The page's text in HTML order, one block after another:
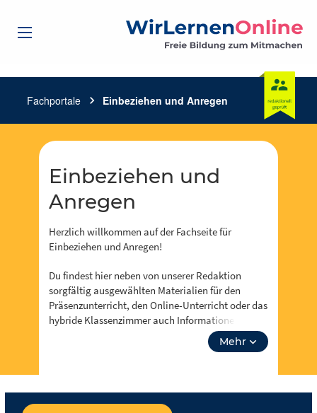
Fachportale chevron_right Einbeziehen und Anregen
Einbeziehen und
Anregen
Herzlich willkommen auf der Fachseite für
Einbeziehen und Anregen!
Du findest hier neben von unserer Redaktion
sorgfältig ausgewählten Materialien für den
Präsenzunterricht, den Online-Unterricht oder das
hybride Klassenzimmer auch Informationen zu
Events, Fortbidungsangeboten und zum Neusten
aus Einbeziehen und Anregen. Über “unsere
dich inspirieren!
Mehr